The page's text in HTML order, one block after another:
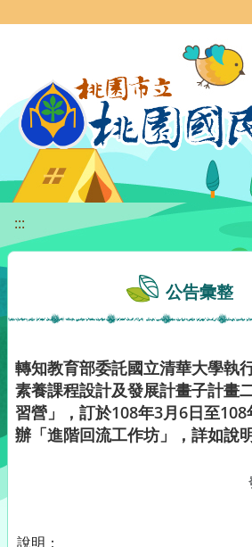
:::
公告彙整
轉知教育部委託國立清華大學執
素養課程設計及發展計畫子計畫
習營」，訂於108年3月6日至
辦「進階回流工作坊」，詳如說
說明：